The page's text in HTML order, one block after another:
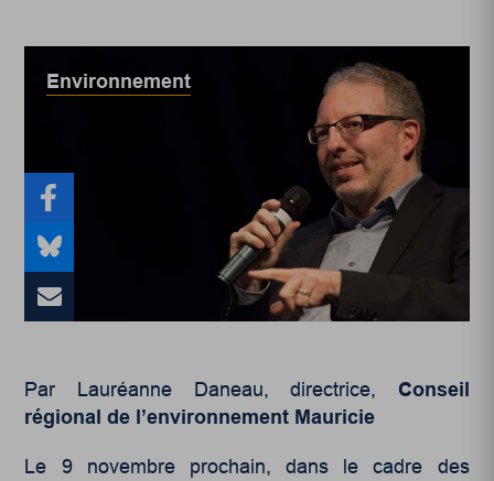
Environnement
Par Lauréanne Daneau, directrice, Conseil
régional de l’environnement Mauricie
Le 9 novembre prochain, dans le cadre des